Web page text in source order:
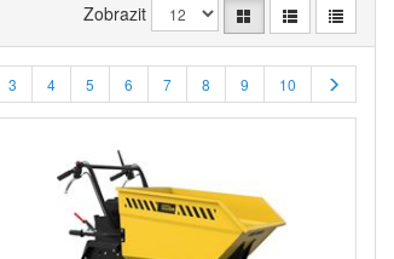
Zobrazit
3 4 5 6 7 8 9 10